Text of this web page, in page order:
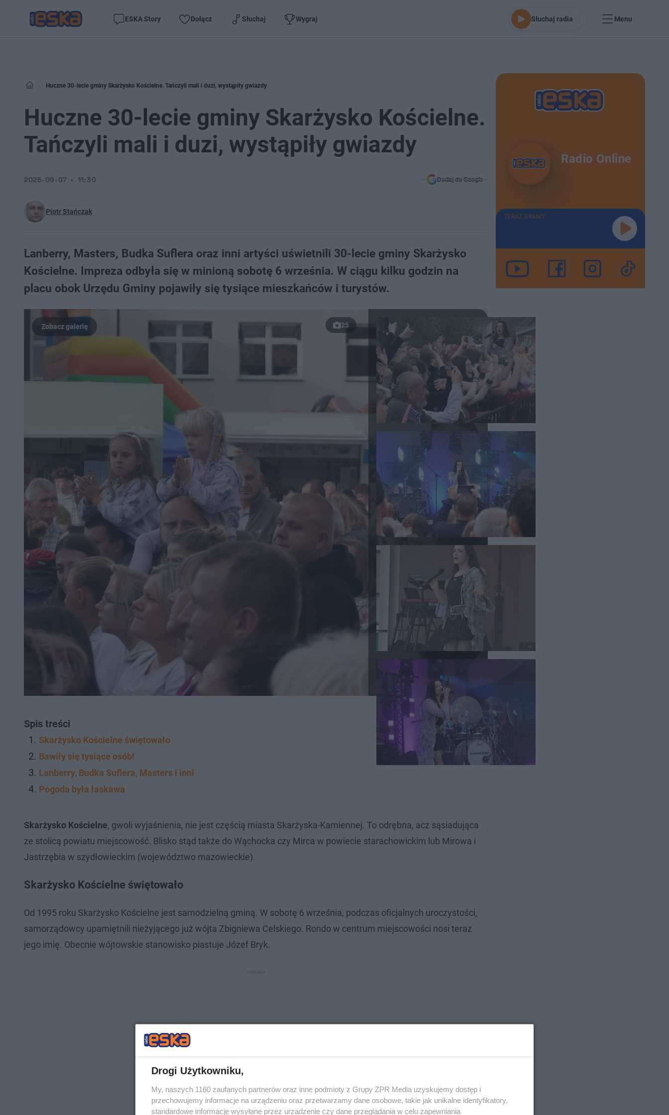
ESKA Story Dołącz Słuchaj Wygraj Słuchaj radia Menu
Huczne 30-lecie gminy Skarżysko Kościelne. Tańczyli mali i duzi, wystąpiły gwiazdy
Huczne 30-lecie gminy Skarżysko Kościelne.
Tańczyli mali i duzi, wystąpiły gwiazdy
Piotr Stańczak
2025-09-07 11:30 Dodaj do Google
Lanberry, Masters, Budka Suflera oraz inni artyści uświetnili 30-lecie gminy Skarżysko
Kościelne. Impreza odbyła się w minioną sobotę 6 września. W ciągu kilku godzin na
placu obok Urzędu Gminy pojawiły się tysiące mieszkańców i turystów.
25
Spis treści
Skarżysko Kościelne świętowało
Bawiły się tysiące osób!
Lanberry, Budka Suflera, Masters i inni
Pogoda była łaskawa
Skarżysko Kościelne, gwoli wyjaśnienia, nie jest częścią miasta Skarżyska-Kamiennej. To odrębna, acz sąsiadująca
ze stolicą powiatu miejscowość. Blisko stąd także do Wąchocka czy Mirca w powiecie starachowickim lub Mirowa i
Jastrzębia w szydłowieckim (województwo mazowieckie).
Skarżysko Kościelne świętowało
Od 1995 roku Skarżysko Kościelne jest samodzielną gminą. W sobotę 6 września, podczas oficjalnych uroczystości,
samorządowcy upamiętnili nieżyjącego już wójta Zbigniewa Celskiego. Rondo w centrum miejscowości nosi teraz
jego imię. Obecnie wójtowskie stanowisko piastuje Józef Bryk.
Radio Online
TERAZ GRAMY
Drogi Użytkowniku,
My, naszych 1160 zaufanych partnerów oraz inne podmioty z Grupy ZPR Media uzyskujemy dostęp i
przechowujemy informacje na urządzeniu oraz przetwarzamy dane osobowe, takie jak unikalne identyfikatory,
standardowe informacje wysyłane przez urządzenie czy dane przeglądania w celu zapewniania